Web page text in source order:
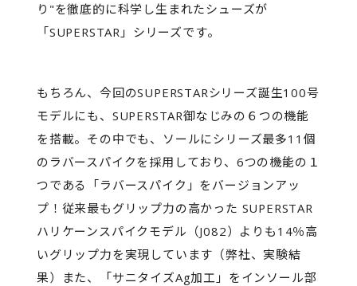
り"を徹底的に科学し生まれたシューズが
「SUPERSTAR」シリーズです。
もちろん、今回のSUPERSTARシリーズ誕生100号
モデルにも、SUPERSTAR御なじみの６つの機能
を搭載。その中でも、ソールにシリーズ最多11個
のラバースパイクを採用しており、6つの機能の１
つである「ラバースパイク」をバージョンアッ
プ！従来最もグリップ力の高かった SUPERSTAR
ハリケーンスパイクモデル（J082）よりも14％高
いグリップ力を実現しています（弊社、実験結
果）また、「サニタイズAg加工」をインソール部